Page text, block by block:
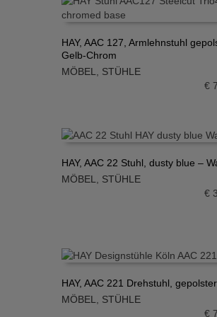
IN DEN WARENKORB
HAY, AAC 127, Armlehnstuhl
Gelb-Chrom
MÖBEL
STÜHLE
€
IN DEN WARENKORB
HAY, AAC 22 Stuhl, dusty blue –
MÖBEL
STÜHLE
€
IN DEN WARENKORB
HAY, AAC 221 Drehstuhl,
MÖBEL
STÜHLE
€